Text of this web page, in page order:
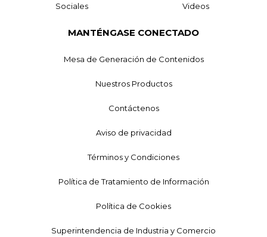
Sociales Videos
MANTÉNGASE CONECTADO
Mesa de Generación de Contenidos
Nuestros Productos
Contáctenos
Aviso de privacidad
Términos y Condiciones
Política de Tratamiento de Información
Política de Cookies
Superintendencia de Industria y Comercio